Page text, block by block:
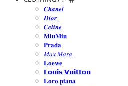
𝑪𝒉𝒂𝒏𝒆𝒍
𝑫𝒊𝒐𝒓
𝑪𝒆𝒍𝒊𝒏𝒆
𝐌𝐢𝐮𝐌𝐢𝐮
𝐏𝐫𝐚𝐝𝐚
𝑀𝑎𝑥 𝑀𝑎𝑟𝑎
𝐋𝐨𝐞𝐰𝐞
𝗟𝗼𝘂𝗶𝘀 𝗩𝘂𝗶𝘁𝘁𝗼𝗻
𝐋𝐨𝐫𝐨 𝐩𝐢𝐚𝐧𝐚